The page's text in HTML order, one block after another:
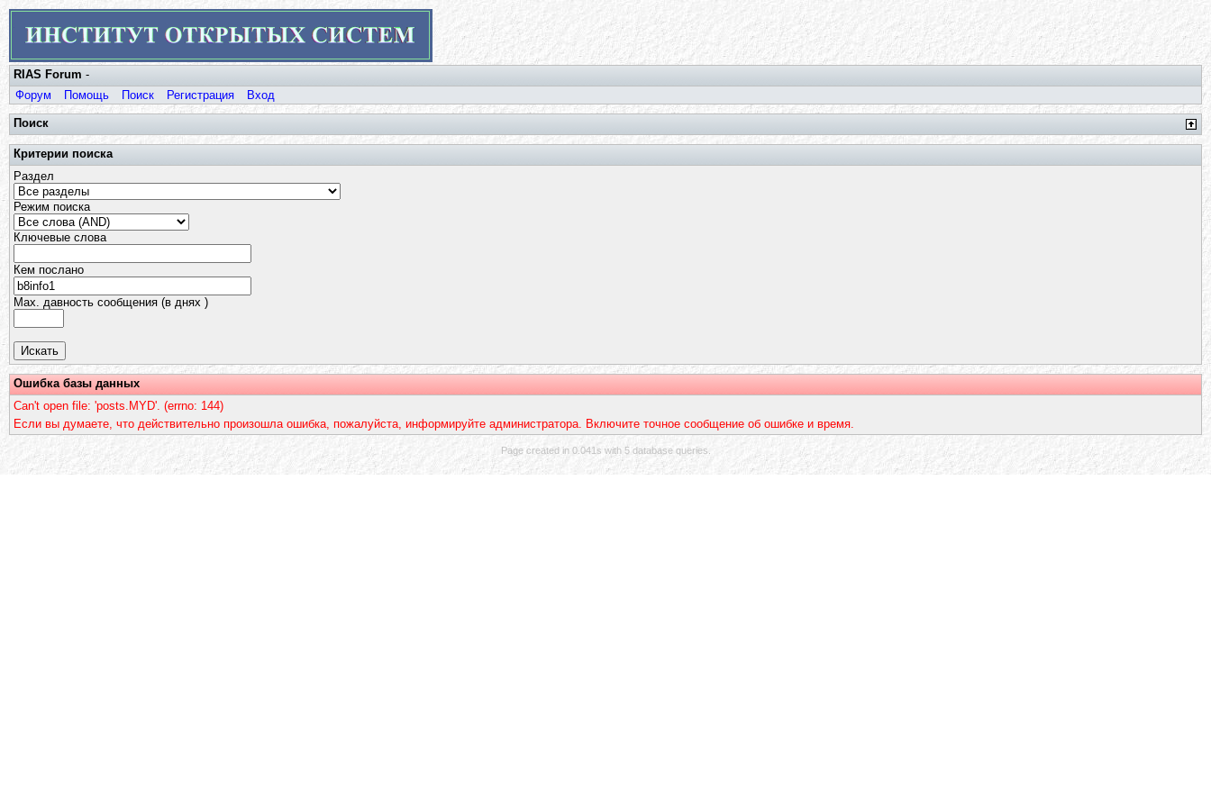
RIAS Forum -
Форум
Помощь Поиск Регистрация Вход
Поиск
Критерии поиска
Раздел
Режим поиска
Ключевые слова
Кем послано
Max. давность сообщения (в днях )
Ошибка базы данных
Can't open file: 'posts.MYD'. (errno: 144)
Если вы думаете, что действительно произошла ошибка, пожалуйста, информируйте администратора. Включите точное сообщение об ошибке и время.
Page created in 0.041s with 5 database queries.